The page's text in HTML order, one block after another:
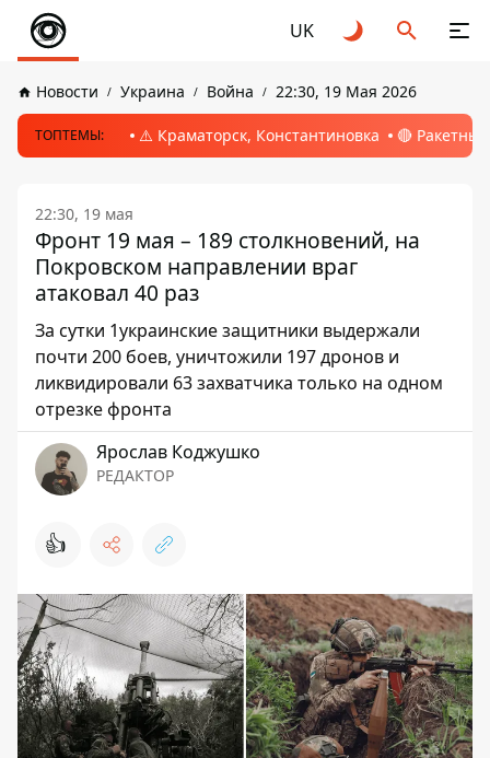
UK
Новости Украина Война 22:30, 19 Мая 2026
ТОПТЕМЫ: ⚠️ Краматорск, Константиновка 🔴
22:30, 19 мая
Фронт 19 мая – 189 столкновений, на
Покровском направлении враг
атаковал 40 раз
За сутки 1украинские защитники выдержали
почти 200 боев, уничтожили 197 дронов и
ликвидировали 63 захватчика только на одном
отрезке фронта
Ярослав Коджушко
РЕДАКТОР
👍